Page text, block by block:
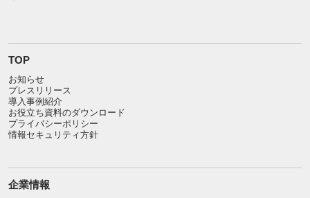
TOP
お知らせ
プレスリリース
導入事例紹介
お役立ち資料のダウンロード
プライバシーポリシー
情報セキュリティ方針
企業情報